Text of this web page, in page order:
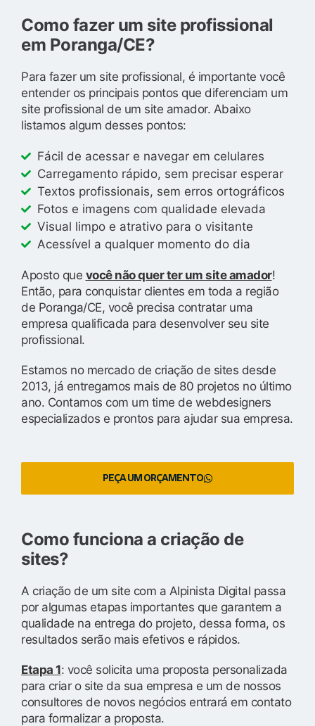
Como fazer um site profissional
em Poranga/CE?
Para fazer um site profissional, é importante você
entender os principais pontos que diferenciam um
site profissional de um site amador. Abaixo
listamos algum desses pontos:
Fácil de acessar e navegar em celulares
Carregamento rápido, sem precisar esperar
Textos profissionais, sem erros ortográficos
Fotos e imagens com qualidade elevada
Visual limpo e atrativo para o visitante
Acessível a qualquer momento do dia
Aposto que você não quer ter um site amador!
Então, para conquistar clientes em toda a região
de Poranga/CE, você precisa contratar uma
empresa qualificada para desenvolver seu site
profissional.
Estamos no mercado de criação de sites desde
2013, já entregamos mais de 80 projetos no último
ano. Contamos com um time de webdesigners
especializados e prontos para ajudar sua empresa.
PEÇA UM ORÇAMENTO
Como funciona a criação de
sites?
A criação de um site com a Alpinista Digital passa
por algumas etapas importantes que garantem a
qualidade na entrega do projeto, dessa forma, os
resultados serão mais efetivos e rápidos.
Etapa 1: você solicita uma proposta personalizada
para criar o site da sua empresa e um de nossos
consultores de novos negócios entrará em contato
para formalizar a proposta.